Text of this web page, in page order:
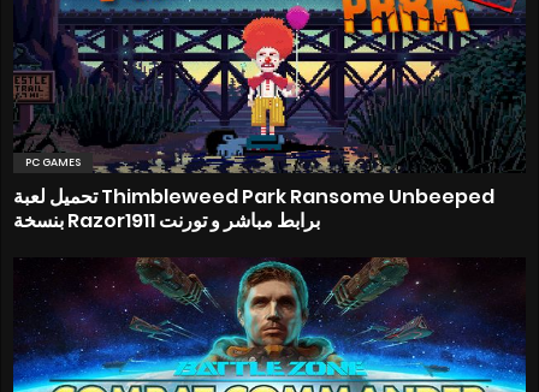
PC GAMES
تحميل لعبة Thimbleweed Park Ransome Unbeeped
بنسخة Razor1911 برابط مباشر و تورنت